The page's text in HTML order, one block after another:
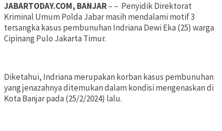
JABARTODAY.COM, BANJAR– – Penyidik Direktorat
Kriminal Umum Polda Jabar masih mendalami motif 3
tersangka kasus pembunuhan Indriana Dewi Eka (25) warga
Cipinang Pulo Jakarta Timur.
Diketahui, Indriana merupakan korban kasus pembunuhan
yang jenazahnya ditemukan dalam kondisi mengenaskan di
Kota Banjar pada (25/2/2024) lalu.